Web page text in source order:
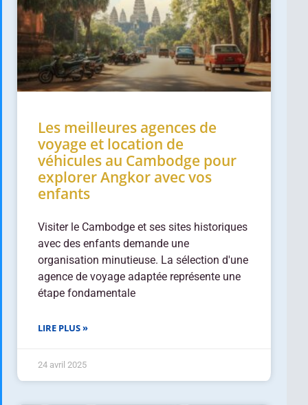
Les meilleures agences de
voyage et location de
véhicules au Cambodge pour
explorer Angkor avec vos
enfants
Visiter le Cambodge et ses sites historiques
avec des enfants demande une
organisation minutieuse. La sélection d'une
agence de voyage adaptée représente une
étape fondamentale
LIRE PLUS »
24 avril 2025